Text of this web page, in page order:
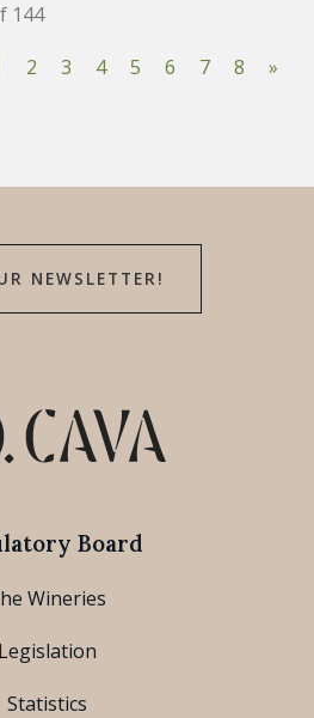
144
2 3 4 5 6 7 8 »
NEWSLETTER!
Board
Wineries
Legislation
Statistics